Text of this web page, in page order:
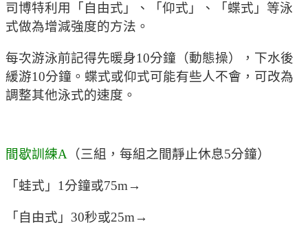
司博特利用「自由式」、「仰式」、「蝶式」等泳
式做為增減強度的方法。
每次游泳前記得先暖身10分鐘（動態操），下水後
緩游10分鐘。蝶式或仰式可能有些人不會，可改為
調整其他泳式的速度。
間歇訓練A （三組，每組之間靜止休息5分鐘）
「蛙式」1分鐘或75m→
「自由式」30秒或25m→